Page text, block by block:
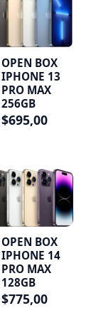
OPEN BOX
IPHONE 13
PRO MAX
256GB
$695,00
OPEN BOX
IPHONE 14
PRO MAX
128GB
$775,00